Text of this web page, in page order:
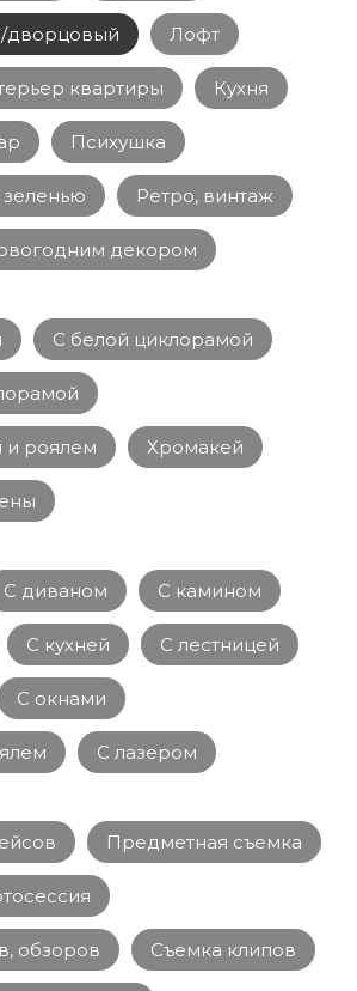
дворцовый Лофт
квартиры Кухня
Психушка
Ретро, винтаж
декором
С белой циклорамой
и роялем Хромакей
С диваном С камином
С кухней С лестницей
С окнами
С лазером
Предметная съемка
обзоров Съемка клипов